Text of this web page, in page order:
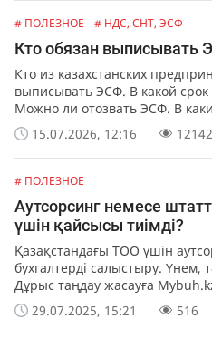
# ПОЛЕЗНОЕ # НДС, СНТ, ЭСФ
Кто обязан выписывать
Кто из казахстанских
выписывать ЭСФ. В какой
Можно ли отозвать ЭСФ. В
можно выписать в бумажной
15.07.2026, 12:16
# ПОЛЕЗНОЕ
Аутсорсинг немесе
үшін қайсысы тиімді?
Қазақстандағы ТОО үшін
бухгалтерді салыстыру. Үнем,
Дұрыс таңдау жасауға
оқыңыз!
29.07.2025, 15:21 516